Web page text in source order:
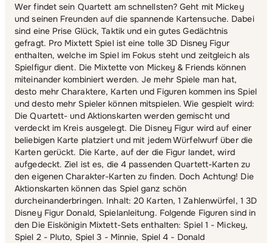
Wer findet sein Quartett am schnellsten? Geht mit Mickey
und seinen Freunden auf die spannende Kartensuche. Dabei
sind eine Prise Glück, Taktik und ein gutes Gedächtnis
gefragt. Pro Mixtett Spiel ist eine tolle 3D Disney Figur
enthalten, welche im Spiel im Fokus steht und zeitgleich als
Spielfigur dient. Die Mixtette von Mickey & Friends können
miteinander kombiniert werden. Je mehr Spiele man hat,
desto mehr Charaktere, Karten und Figuren kommen ins Spiel
und desto mehr Spieler können mitspielen. Wie gespielt wird:
Die Quartett- und Aktionskarten werden gemischt und
verdeckt im Kreis ausgelegt. Die Disney Figur wird auf einer
beliebigen Karte platziert und mit jedem Würfelwurf über die
Karten gerückt. Die Karte, auf der die Figur landet, wird
aufgedeckt. Ziel ist es, die 4 passenden Quartett-Karten zu
den eigenen Charakter-Karten zu finden. Doch Achtung! Die
Aktionskarten können das Spiel ganz schön
durcheinanderbringen. Inhalt: 20 Karten, 1 Zahlenwürfel, 1 3D
Disney Figur Donald, Spielanleitung. Folgende Figuren sind in
den Die Eiskönigin Mixtett-Sets enthalten: Spiel 1 - Mickey,
Spiel 2 - Pluto, Spiel 3 - Minnie, Spiel 4 - Donald